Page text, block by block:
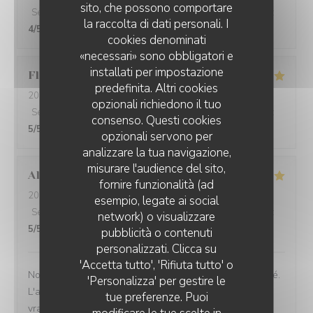
sito, che possono comportare
la raccolta di dati personali. I
cookies denominati
«necessari» sono obbligatori e
installati per impostazione
predefinita. Altri cookies
opzionali richiedono il tuo
consenso. Questi cookies
opzionali servono per
analizzare la tua navigazione,
misurare l'audience del sito,
fornire funzionalità (ad
esempio, legate ai social
network) o visualizzare
pubblicità o contenuti
personalizzati. Clicca su
'Accetta tutto', 'Rifiuta tutto' o
'Personalizza' per gestire le
tue preferenze. Puoi
Servizio
/5 Atmosfera:4/5 Cucina: 4/5 Qualità / Prezzo
4/5
Floriane
2026-07-29
- 10:30 - Ospiti 4
Servizio
Atmosfera: 5 /5 Cucina : 4 /5 Qualità / Prezzo
5/5
Alise
2026-07-29
- 14:30 - Ospiti 4
Servizio
Atmosfera:5 /5 Cucina: 5/5 Qualità / Prezzo
5/5
Nous avons adoré cette bulle de calme offert par le café.
L'accueil et les explications sont au top et nous avons
vraiment passé un très agréable moment, une pause
BAV'ART CAFÉ